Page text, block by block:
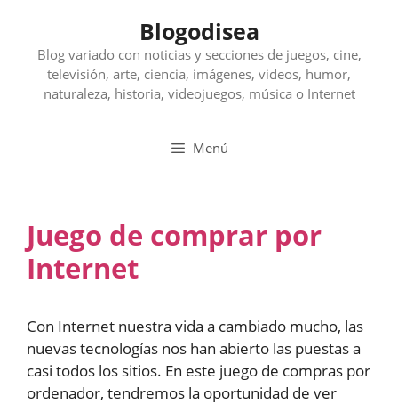
contenido
Blogodisea
Blog variado con noticias y secciones de juegos, cine,
televisión, arte, ciencia, imágenes, videos, humor,
naturaleza, historia, videojuegos, música o Internet
Menú
Juego de comprar por
Internet
Con Internet nuestra vida a cambiado mucho, las
nuevas tecnologías nos han abierto las puestas a
casi todos los sitios. En este juego de compras por
ordenador, tendremos la oportunidad de ver